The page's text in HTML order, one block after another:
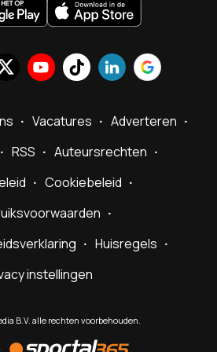
Vacatures
Adverteren
RSS
Auteursrechten
Cookiebeleid
Huisregels
instellingen
B.V. alle rechten voorbehouden.
by